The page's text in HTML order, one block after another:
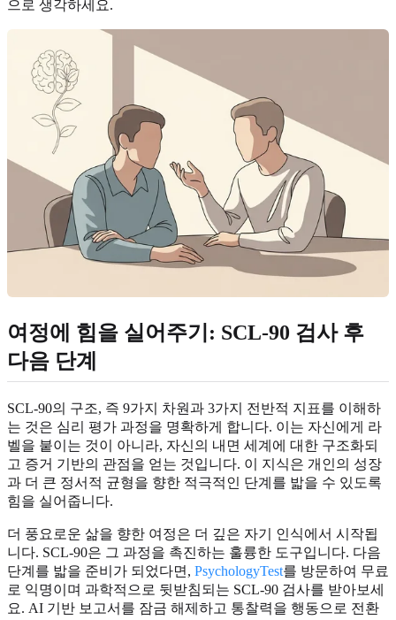
으로 생각하세요.
여정에 힘을 실어주기: SCL-90 검사 후
다음 단계
SCL-90의 구조, 즉 9가지 차원과 3가지 전반적 지표를 이해하
는 것은 심리 평가 과정을 명확하게 합니다. 이는 자신에게 라
벨을 붙이는 것이 아니라, 자신의 내면 세계에 대한 구조화되
고 증거 기반의 관점을 얻는 것입니다. 이 지식은 개인의 성장
과 더 큰 정서적 균형을 향한 적극적인 단계를 밟을 수 있도록
힘을 실어줍니다.
더 풍요로운 삶을 향한 여정은 더 깊은 자기 인식에서 시작됩
니다. SCL-90은 그 과정을 촉진하는 훌륭한 도구입니다. 다음
단계를 밟을 준비가 되었다면, PsychologyTest를 방문하여 무료
로 익명이며 과학적으로 뒷받침되는 SCL-90 검사를 받아보세
요. AI 기반 보고서를 잠금 해제하고 통찰력을 행동으로 전환